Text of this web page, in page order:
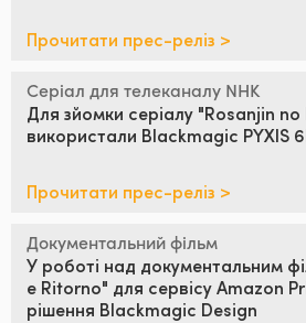
Прочитати прес-реліз >
Серіал для телеканалу NHK
Для зйомки серіалу "Rosanjin
використали Blackmagic PYXIS
Прочитати прес-реліз >
Документальний фільм
У роботі над документальним
e Ritorno" для сервісу Amazon
рішення Blackmagic Design